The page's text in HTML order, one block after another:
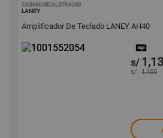
CASAMUSICALSTRAUSS
LANEY
Amplificador De Teclado LANEY AH40
s/
s/ 1,155